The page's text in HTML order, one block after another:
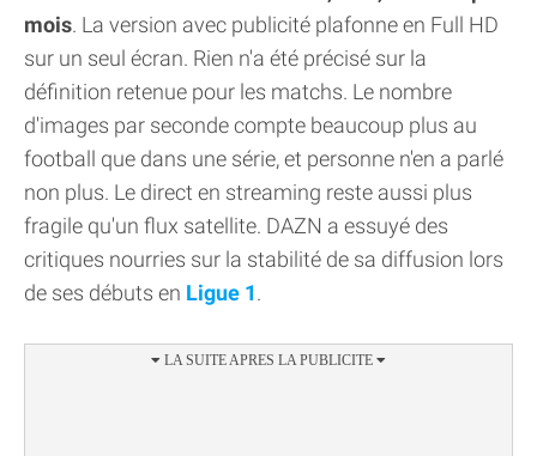
mois. La version avec publicité plafonne en Full HD
sur un seul écran. Rien n'a été précisé sur la
définition retenue pour les matchs. Le nombre
d'images par seconde compte beaucoup plus au
football que dans une série, et personne n'en a parlé
non plus. Le direct en streaming reste aussi plus
fragile qu'un flux satellite. DAZN a essuyé des
critiques nourries sur la stabilité de sa diffusion lors
de ses débuts en Ligue 1.